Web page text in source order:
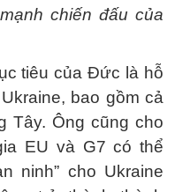
chiến đấu của
tiêu của Đức là hỗ
bao gồm cả
Tây. Ông cũng cho
EU và G7 có thể
ninh” cho Ukraine